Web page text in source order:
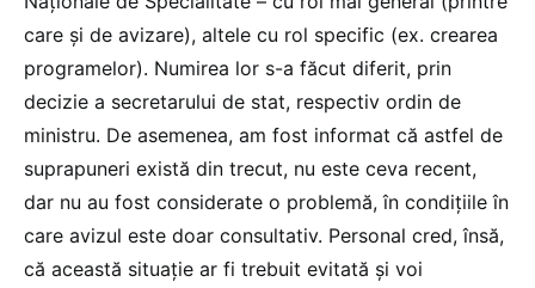
care și de avizare), altele cu rol specific (ex. crearea
programelor). Numirea lor s-a făcut diferit, prin
decizie a secretarului de stat, respectiv ordin de
ministru. De asemenea, am fost informat că astfel de
suprapuneri există din trecut, nu este ceva recent,
dar nu au fost considerate o problemă, în condițiile în
care avizul este doar consultativ. Personal cred, însă,
că această situație ar fi trebuit evitată și voi